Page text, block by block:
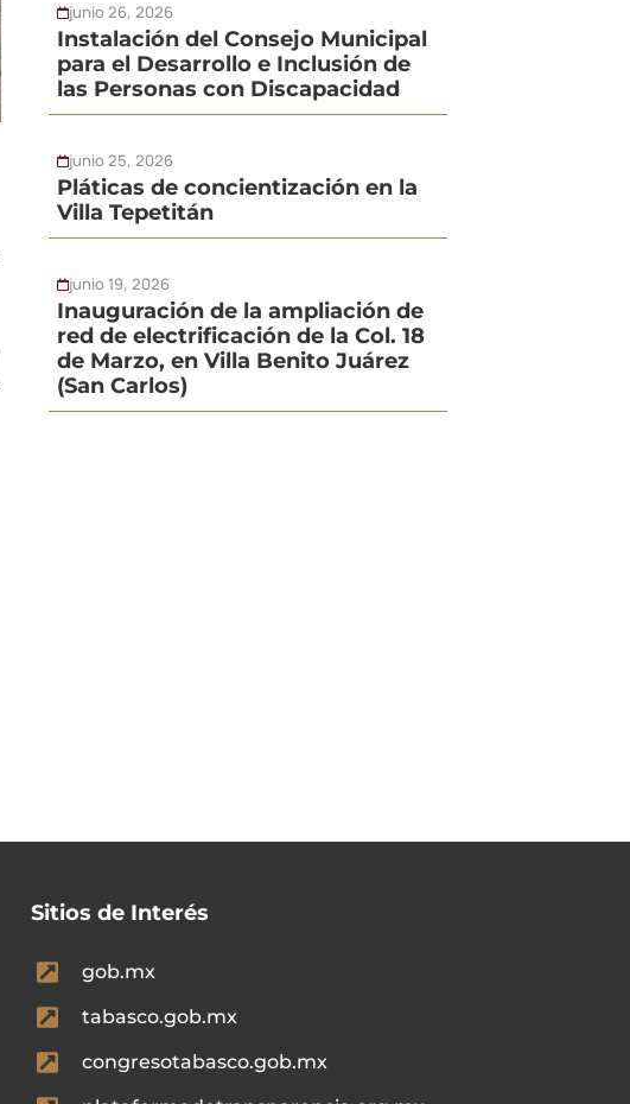
junio 26, 2026
Instalación del Consejo Municipal
para el Desarrollo e Inclusión de
las Personas con Discapacidad
junio 25, 2026
Pláticas de concientización en la
Villa Tepetitán
junio 19, 2026
Inauguración de la ampliación de
red de electrificación de la Col. 18
de Marzo, en Villa Benito Juárez
(San Carlos)
Sitios de Interés
gob.mx
tabasco.gob.mx
congresotabasco.gob.mx